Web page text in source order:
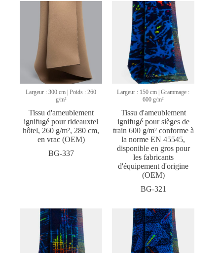
Largeur : 300 cm | Poids : 260
g/m²
Tissu d'ameublement
ignifugé pour rideauxtel
hôtel, 260 g/m², 280 cm,
en vrac (OEM)
BG-337
Largeur : 150 cm | Grammage :
600 g/m²
Tissu d'ameublement
ignifugé pour sièges de
train 600 g/m² conforme à
la norme EN 45545,
disponible en gros pour
les fabricants
d'équipement d'origine
(OEM)
BG-321